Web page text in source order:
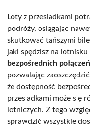
Loty z przesiadkami
podróży, osiągając
skutkować tańszymi
jaki spędzisz na
bezpośrednich połączeń
pozwalając
że dostępność
przesiadkami może się
lotniczych. Z tego
sprawdzić wszystkie